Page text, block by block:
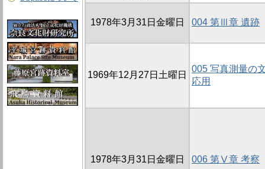
1978年3月31日金曜日 004 第Ⅲ章 遺跡
1969年12月27日土曜日
005 写真測量の
応用
1978年3月31日金曜日 006 第Ⅴ章 考察